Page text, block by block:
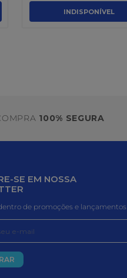
INDISPONÍVEL
100% SEGURA
SE EM NOSSA
de promoções e lançamentos